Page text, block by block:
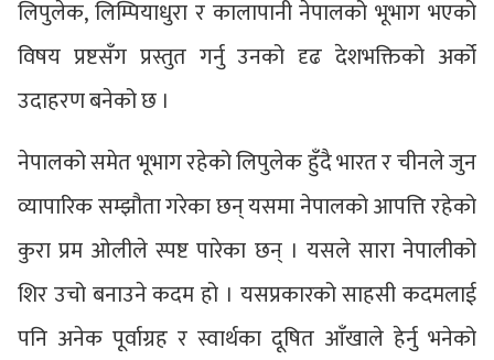
लिपुलेक, लिम्पियाधुरा र कालापानी नेपालको भूभाग भएको
विषय प्रष्टसँग प्रस्तुत गर्नु उनको दृढ देशभक्तिको अर्को
उदाहरण बनेको छ ।
नेपालको समेत भूभाग रहेको लिपुलेक हुँदै भारत र चीनले जुन
व्यापारिक सम्झौता गरेका छन् यसमा नेपालको आपत्ति रहेको
कुरा प्रम ओलीले स्पष्ट पारेका छन् । यसले सारा नेपालीको
शिर उचो बनाउने कदम हो । यसप्रकारको साहसी कदमलाई
पनि अनेक पूर्वाग्रह र स्वार्थका दूषित आँखाले हेर्नु भनेको